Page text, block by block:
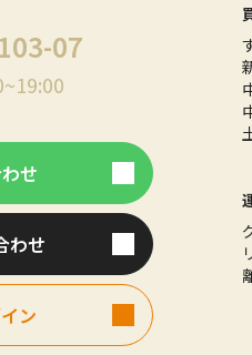
07
せ
わせ
ン